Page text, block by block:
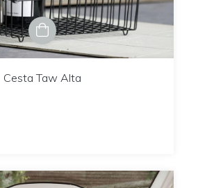
Cesta Taw Alta